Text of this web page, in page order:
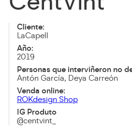
Cliente:
LaCapell
Año:
2019
Personas que interviñeron no
Antón García, Deya Carreón
Venda online:
ROKdesign Shop
IG Produto
@centvint_